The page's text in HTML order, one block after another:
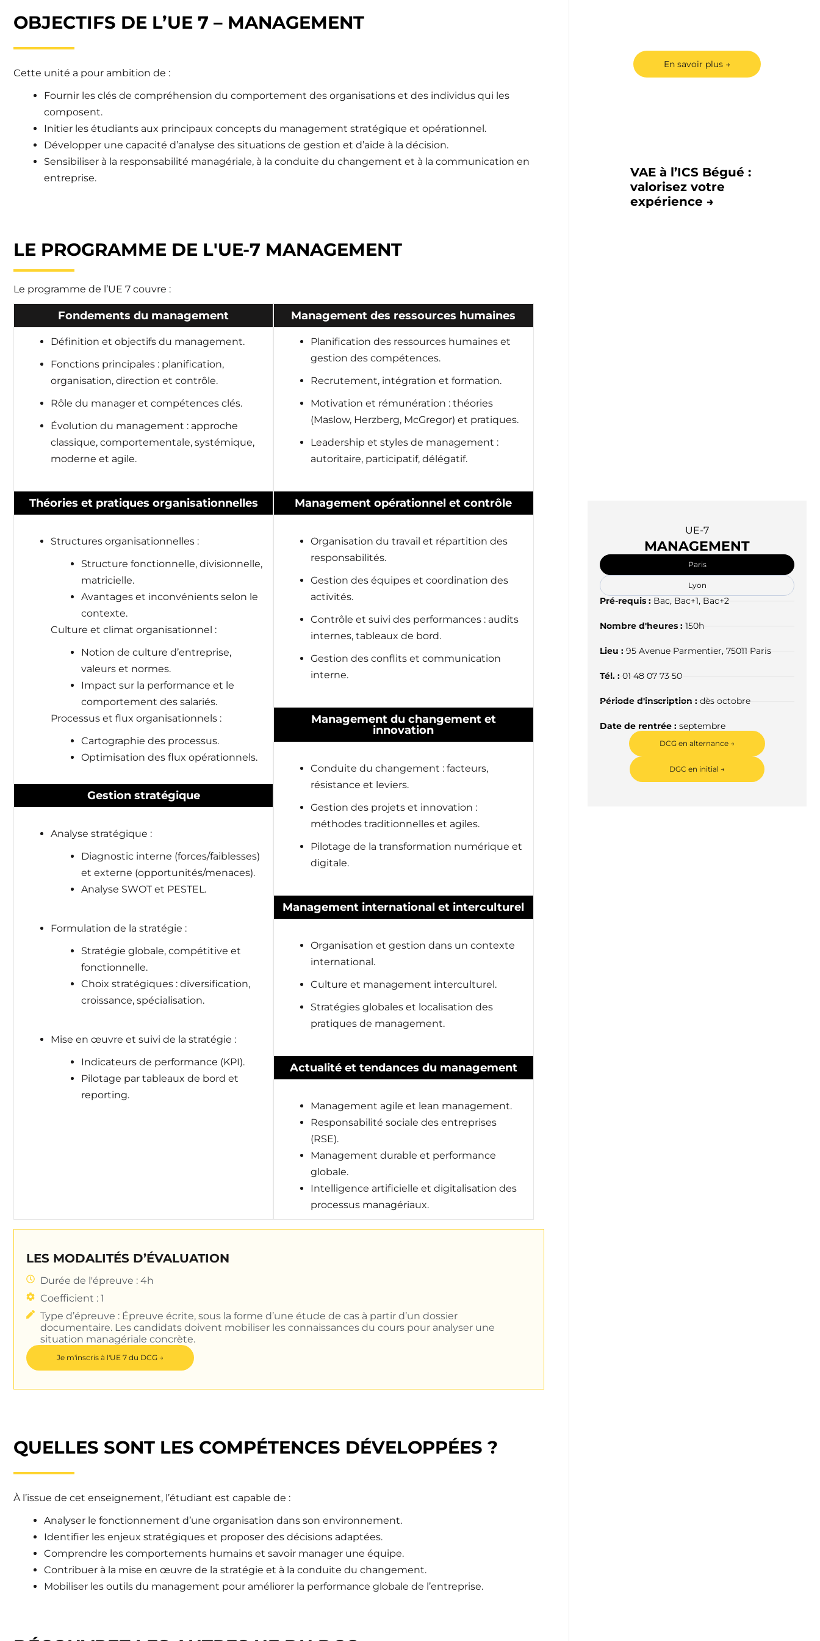
OBJECTIFS DE L’UE 7 – MANAGEMENT
Cette unité a pour ambition de :
Fournir les clés de compréhension du comportement des organisations et des individus qui les
composent.
Initier les étudiants aux principaux concepts du management stratégique et opérationnel.
Développer une capacité d’analyse des situations de gestion et d’aide à la décision.
Sensibiliser à la responsabilité managériale, à la conduite du changement et à la communication en
entreprise.
LE PROGRAMME DE L'UE-7 MANAGEMENT
Le programme de l’UE 7 couvre :
Fondements du management
Définition et objectifs du management.
Fonctions principales : planification,
organisation, direction et contrôle.
Rôle du manager et compétences clés.
Évolution du management : approche
classique, comportementale, systémique,
moderne et agile.
Théories et pratiques organisationnelles
Structures organisationnelles :
Structure fonctionnelle, divisionnelle,
matricielle.
Avantages et inconvénients selon le
contexte.
Culture et climat organisationnel :
Notion de culture d’entreprise,
valeurs et normes.
Impact sur la performance et le
comportement des salariés.
Processus et flux organisationnels :
Cartographie des processus.
Optimisation des flux opérationnels.
Gestion stratégique
Analyse stratégique :
Diagnostic interne (forces/faiblesses)
et externe (opportunités/menaces).
Analyse SWOT et PESTEL.
Formulation de la stratégie :
Stratégie globale, compétitive et
fonctionnelle.
Choix stratégiques : diversification,
croissance, spécialisation.
Mise en œuvre et suivi de la stratégie :
Indicateurs de performance (KPI).
Pilotage par tableaux de bord et
reporting.
Management des ressources humaines
Planification des ressources humaines et
gestion des compétences.
Recrutement, intégration et formation.
Motivation et rémunération : théories
(Maslow, Herzberg, McGregor) et pratiques.
Leadership et styles de management :
autoritaire, participatif, délégatif.
Management opérationnel et contrôle
Organisation du travail et répartition des
responsabilités.
Gestion des équipes et coordination des
activités.
Contrôle et suivi des performances : audits
internes, tableaux de bord.
Gestion des conflits et communication
interne.
Management du changement et
innovation
Conduite du changement : facteurs,
résistance et leviers.
Gestion des projets et innovation :
méthodes traditionnelles et agiles.
Pilotage de la transformation numérique et
digitale.
Management international et interculturel
Organisation et gestion dans un contexte
international.
Culture et management interculturel.
Stratégies globales et localisation des
pratiques de management.
Actualité et tendances du management
Management agile et lean management.
Responsabilité sociale des entreprises
(RSE).
Management durable et performance
globale.
Intelligence artificielle et digitalisation des
processus managériaux.
LES MODALITÉS D’ÉVALUATION
Durée de l'épreuve : 4h
Coefficient : 1
Type d’épreuve : Épreuve écrite, sous la forme d’une étude de cas à partir d’un dossier
documentaire. Les candidats doivent mobiliser les connaissances du cours pour analyser une
situation managériale concrète.
Je m'inscris à l'UE 7 du DCG →
QUELLES SONT LES COMPÉTENCES DÉVELOPPÉES ?
À l’issue de cet enseignement, l’étudiant est capable de :
Analyser le fonctionnement d’une organisation dans son environnement.
Identifier les enjeux stratégiques et proposer des décisions adaptées.
Comprendre les comportements humains et savoir manager une équipe.
Contribuer à la mise en œuvre de la stratégie et à la conduite du changement.
Mobiliser les outils du management pour améliorer la performance globale de l’entreprise.
En savoir plus →
VAE à l’ICS Bégué :
valorisez votre
expérience →
UE-7
MANAGEMENT
Paris
Lyon
Pré-requis : Bac, Bac+1, Bac+2
Nombre d'heures : 150h
Lieu : 95 Avenue Parmentier, 75011 Paris
Tél. : 01 48 07 73 50
Période d'inscription : dès octobre
Date de rentrée : septembre
DCG en alternance →
DGC en initial →